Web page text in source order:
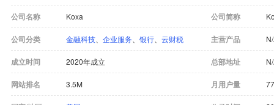
公司名称 Koxa 公司简称
公司分类 金融科技 企业服务 银行 云财税 主营产品
成立时间 2020年成立 总部地址
网站排名 3.5M 月用户量 77